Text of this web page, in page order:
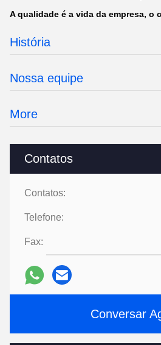
A qualidade é a vida da empresa, o
História